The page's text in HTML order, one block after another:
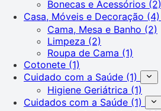
Bonecas e Acessórios (2)
Casa, Móveis e Decoração (4)
Cama, Mesa e Banho (2)
Limpeza (2)
Roupa de Cama (1)
Cotonete (1)
Cuidado com a Saúde (1)
Higiene Geriátrica (1)
Cuidados com a Saúde (1)